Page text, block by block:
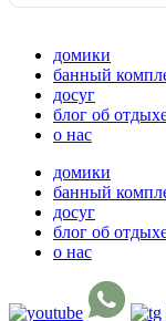
домики
банный
досуг
блог об
о нас
домики
банный
досуг
блог об
о нас